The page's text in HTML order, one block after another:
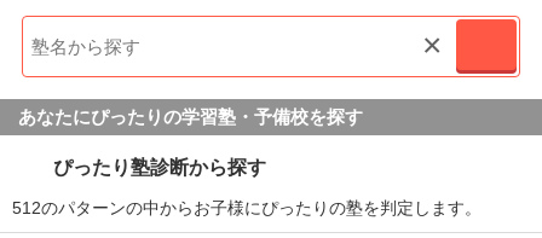
×
あなたにぴったりの学習塾・予備校を探す
ぴったり塾診断から探す
512のパターンの中からお子様にぴったりの塾を判定します。